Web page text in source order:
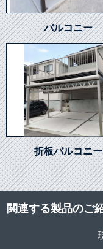
バルコニー
折板バルコニー
関連する製品のご